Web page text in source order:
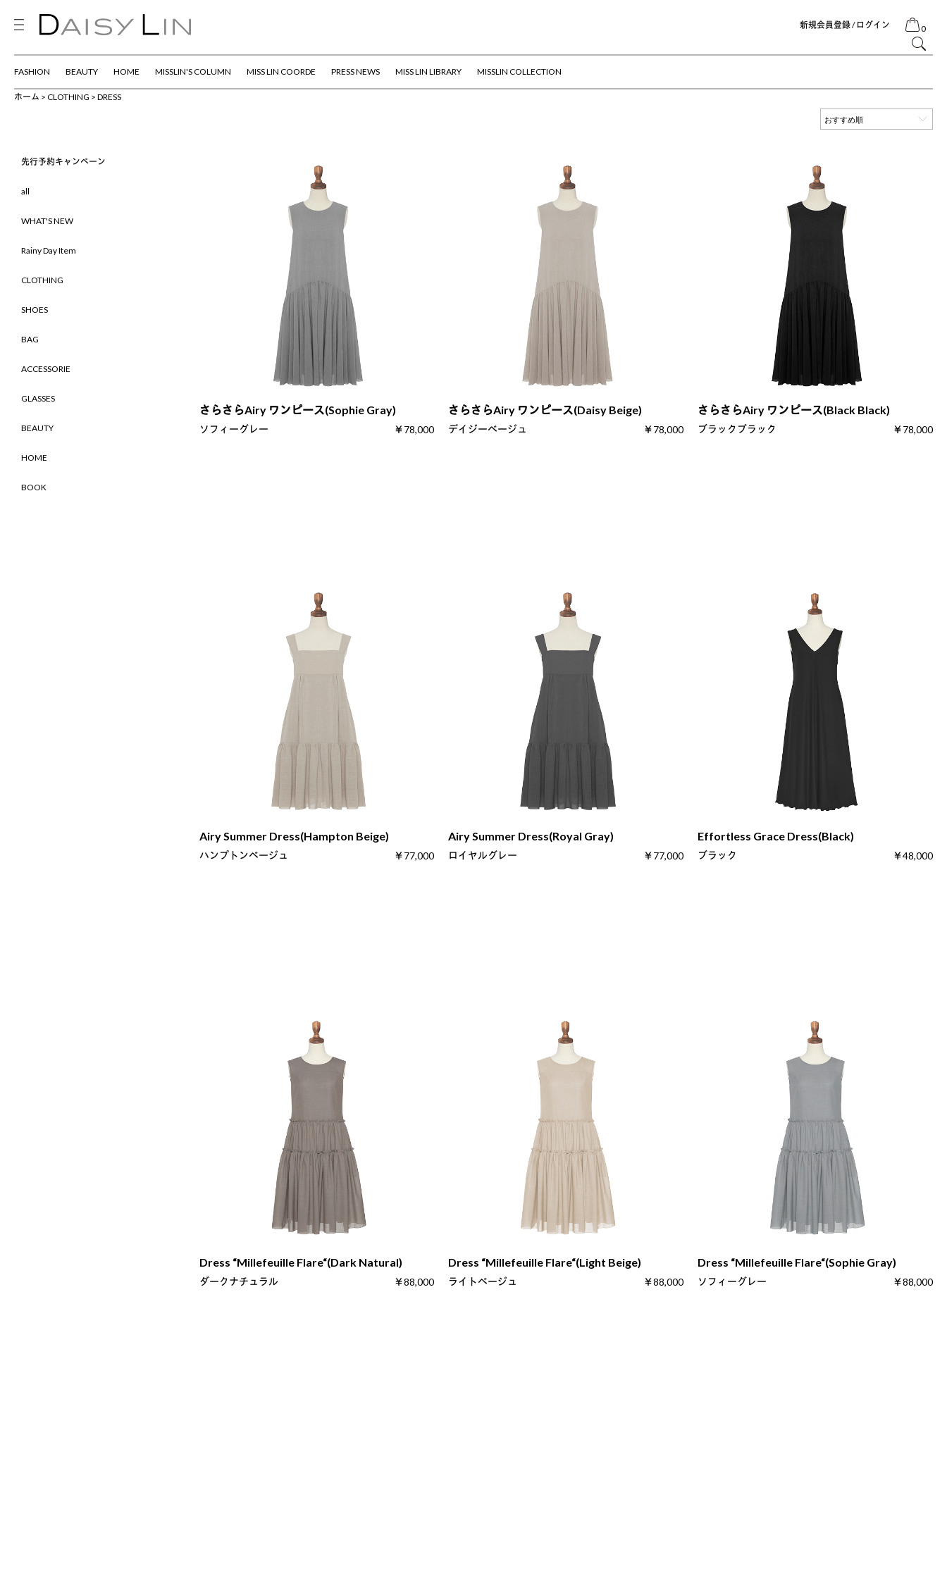
新規会員登録 / ログイン 0
FASHION BEAUTY HOME MISSLIN'S COLUMN MISS LIN COORDE PRESS NEWS MISS LIN LIBRARY MISSLIN COLLECTION
ホーム CLOTHING DRESS
先行予約キャンペーン
all
WHAT'S NEW
Rainy Day Item
CLOTHING
SHOES
BAG
ACCESSORIE
GLASSES
BEAUTY
HOME
BOOK
さらさらAiry ワンピース(Sophie Gray)
ソフィーグレー ￥78,000
さらさらAiry ワンピース(Daisy Beige)
デイジーベージュ ￥78,000
さらさらAiry ワンピース(Black Black)
ブラックブラック ￥78,000
Airy Summer Dress(Hampton Beige)
ハンプトンベージュ ￥77,000
Airy Summer Dress(Royal Gray)
ロイヤルグレー ￥77,000
Effortless Grace Dress(Black)
ブラック ￥48,000
Dress “Millefeuille Flare“(Dark Natural)
ダークナチュラル ￥88,000
Dress “Millefeuille Flare“(Light Beige)
ライトベージュ ￥88,000
Dress “Millefeuille Flare“(Sophie Gray)
ソフィーグレー ￥88,000